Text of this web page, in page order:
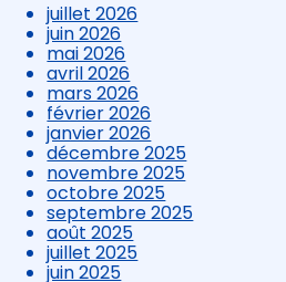
juillet 2026
juin 2026
mai 2026
avril 2026
mars 2026
février 2026
janvier 2026
décembre 2025
novembre 2025
octobre 2025
septembre 2025
août 2025
juillet 2025
juin 2025